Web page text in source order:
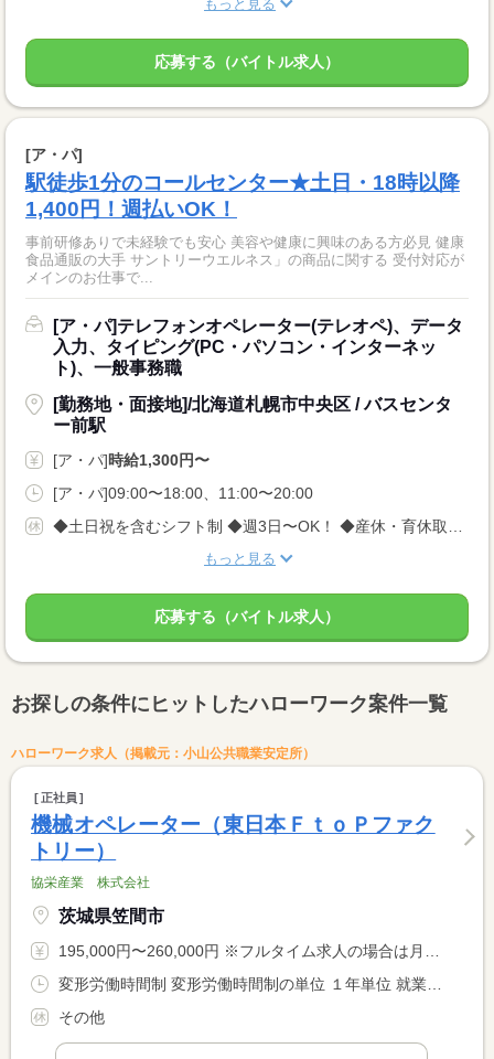
もっと見る
応募する（バイトル求人）
[ア・パ]
駅徒歩1分のコールセンター★土日・18時以降
1,400円！週払いOK！
事前研修ありで未経験でも安心 美容や健康に興味のある方必見 健康
食品通販の大手 サントリーウエルネス」の商品に関する 受付対応が
メインのお仕事で...
[ア・パ]テレフォンオペレーター(テレオペ)、データ
入力、タイピング(PC・パソコン・インターネッ
ト)、一般事務職
[勤務地・面接地]/北海道札幌市中央区 / バスセンタ
ー前駅
[ア・パ]時給1,300円〜
[ア・パ]09:00〜18:00、11:00〜20:00
◆土日祝を含むシフト制 ◆週3日〜OK！ ◆産休・育休取得実績あり！
もっと見る
応募する（バイトル求人）
お探しの条件にヒットしたハローワーク案件一覧
ハローワーク求人（掲載元：小山公共職業安定所）
正社員
機械オペレーター（東日本ＦｔｏＰファク
トリー）
協栄産業 株式会社
茨城県笠間市
195,000円〜260,000円 ※フルタイム求人の場合は月額（換算額）、パート求人の場合は時間額を表示しています。
変形労働時間制 変形労働時間制の単位 １年単位 就業時間１ 8時00分〜18時00分 就業時間２ 20時00分〜6時00分 就業時間に関する特記事項 １年単位の変形労働時間制
その他